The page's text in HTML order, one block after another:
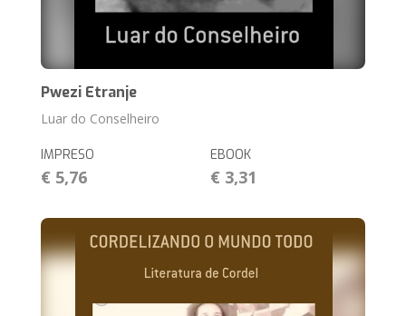
Pwezi Etranje
Luar do Conselheiro
IMPRESO
€ 5,76
EBOOK
€ 3,31